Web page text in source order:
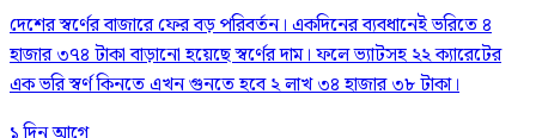
দেশের স্বর্ণের বাজারে ফের বড় পরিবর্তন। একদিনের ব্যবধানেই ভরিতে ৪
হাজার ৩৭৪ টাকা বাড়ানো হয়েছে স্বর্ণের দাম। ফলে ভ্যাটসহ ২২ ক্যারেটের
এক ভরি স্বর্ণ কিনতে এখন গুনতে হবে ২ লাখ ৩৪ হাজার ৩৮ টাকা।